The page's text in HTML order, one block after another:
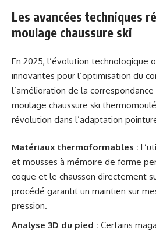
Les avancées techniques
moulage chaussure ski
En 2025, l’évolution technologique
innovantes pour l’optimisation du
l’amélioration de la
moulage chaussure ski
révolution dans l’adaptation
Matériaux thermoformables :
et mousses à mémoire de forme
coque et le chausson directement
procédé garantit un maintien sur
pression.
Analyse 3D du pied : Certains